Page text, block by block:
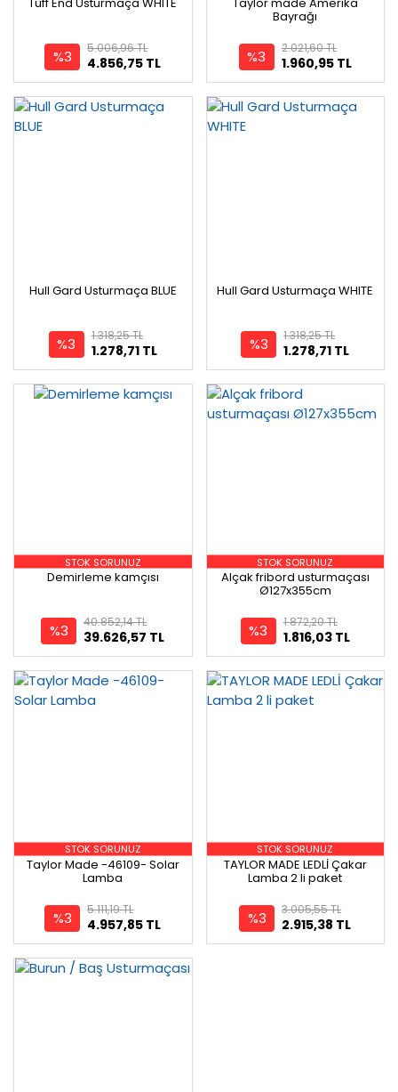
%3 4.856,75 TL
5.006,96 TL
Bayrağı
%3 1.960,95 TL
2.021,60 TL
Hull Gard Usturmaça BLUE
%3 1.278,71 TL
1.318,25 TL
Hull Gard Usturmaça WHITE
%3 1.278,71 TL
1.318,25 TL
STOK SORUNUZ
Demirleme kamçısı
%3 39.626,57 TL
40.852,14 TL
STOK SORUNUZ
Alçak fribord usturmaçası
Ø127x355cm
%3 1.816,03 TL
1.872,20 TL
STOK SORUNUZ
Taylor Made -46109- Solar
Lamba
%3 4.957,85 TL
5.111,19 TL
STOK SORUNUZ
TAYLOR MADE LEDLİ Çakar
Lamba 2 li paket
%3 2.915,38 TL
3.005,55 TL